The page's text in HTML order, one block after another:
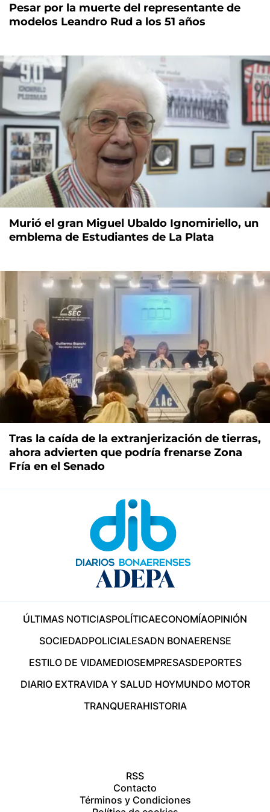
Pesar por la muerte del representante de
modelos Leandro Rud a los 51 años
Murió el gran Miguel Ubaldo Ignomiriello, un
emblema de Estudiantes de La Plata
Tras la caída de la extranjerización de tierras,
ahora advierten que podría frenarse Zona
Fría en el Senado
ÚLTIMAS NOTICIASPOLÍTICAECONOMÍAOPINIÓN
SOCIEDADPOLICIALESADN BONAERENSE
ESTILO DE VIDAMEDIOSEMPRESASDEPORTES
DIARIO EXTRAVIDA Y SALUD HOYMUNDO MOTOR
TRANQUERAHISTORIA
RSS
Contacto
Términos y Condiciones